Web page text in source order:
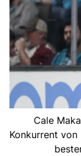
Cale
Konkurrent